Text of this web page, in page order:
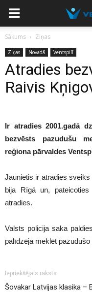
Sākums Ziņas
Ziņas Novadā Ventspilī
Atradies
Raivis
Ir atradies 2001.gadā
bezvēsts pazudušu
reģiona pārvaldes
Jaunietis ir atradies
bija Rīgā un,
atradies.
Valsts policija saka
palīdzēja meklēt pazudušo
Iepriekšējais raksts
Šovakar Latvijas klasika –